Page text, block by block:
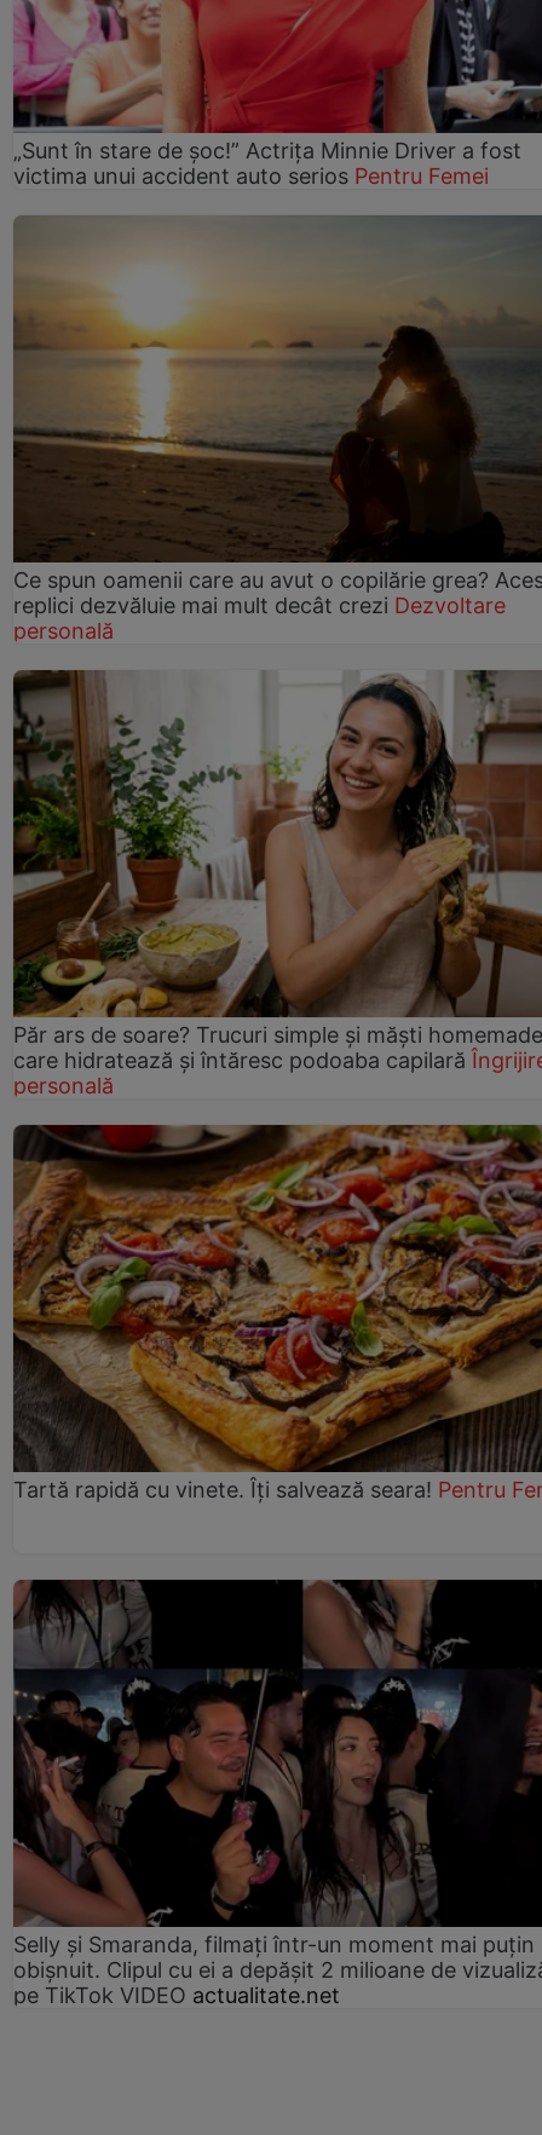
„Sunt în stare de șoc!” Actrița Minnie Driver a fost
victima unui accident auto serios Pentru Femei
Ce spun oamenii care au avut o copilărie grea?
replici dezvăluie mai mult decât crezi Dezvoltare
personală
Păr ars de soare? Trucuri simple și măști homemade
care hidratează și întăresc podoaba capilară
personală
Tartă rapidă cu vinete. Îți salvează seara! Pentru
Selly și Smaranda, filmați într-un moment mai puțin
obișnuit. Clipul cu ei a depășit 2 milioane de
pe TikTok VIDEO actualitate.net